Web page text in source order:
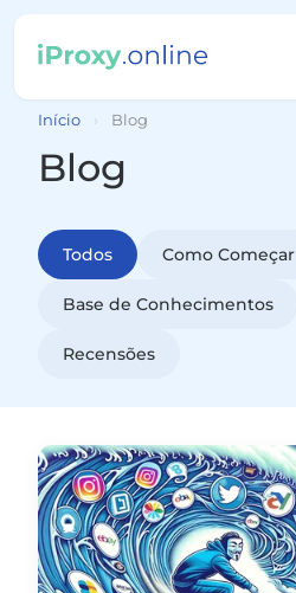
Início › Blog
Blog
Todos Como Começar
Base de Conhecimentos
Recensões